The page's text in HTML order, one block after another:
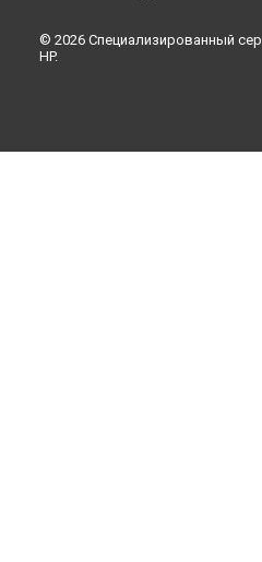
© 2026 Специализированный
HP.